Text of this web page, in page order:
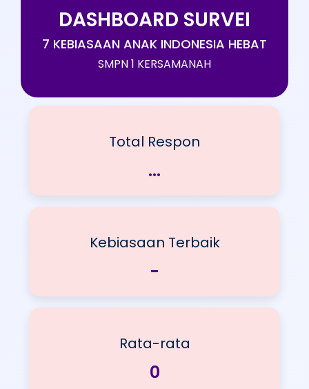
DASHBOARD SURVEI
7 KEBIASAAN ANAK INDONESIA HEBAT
SMPN 1 KERSAMANAH
Total Respon
...
Jumlah siswa isi
Kebiasaan Terbaik
-
Paling sering
Rata-rata
0
Nilai kebiasaan